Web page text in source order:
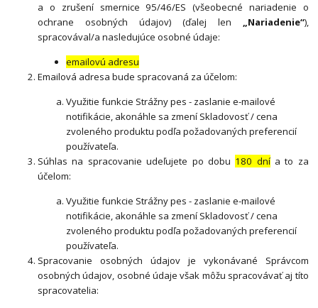
a o zrušení smernice 95/46/ES (všeobecné nariadenie o
ochrane osobných údajov) (ďalej len „Nariadenie“),
spracovával/a nasledujúce osobné údaje:
emailovú adresu
Emailová adresa bude spracovaná za účelom:
Využitie funkcie Strážny pes - zaslanie e-mailové
notifikácie, akonáhle sa zmení Skladovosť / cena
zvoleného produktu podľa požadovaných preferencií
používateľa.
Súhlas na spracovanie udeľujete po dobu 180 dnía to za
účelom:
Využitie funkcie Strážny pes - zaslanie e-mailové
notifikácie, akonáhle sa zmení Skladovosť / cena
zvoleného produktu podľa požadovaných preferencií
používateľa.
Spracovanie osobných údajov je vykonávané Správcom
osobných údajov, osobné údaje však môžu spracovávať aj títo
spracovatelia: